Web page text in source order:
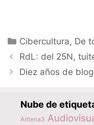
Categorías
Cibercultura, De
RdL: del 25N,
Diez años de
Nube de
Antena3